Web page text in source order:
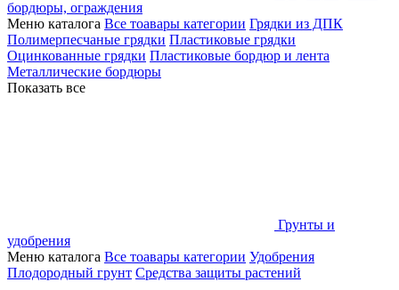
бордюры, ограждения
Меню каталога Все тоавары категории Грядки из ДПК
Полимерпесчаные грядки Пластиковые грядки
Оцинкованные грядки Пластиковые бордюр и лента
Металлические бордюры
Показать все
Грунты и
удобрения
Меню каталога Все тоавары категории Удобрения
Плодородный грунт Средства защиты растений